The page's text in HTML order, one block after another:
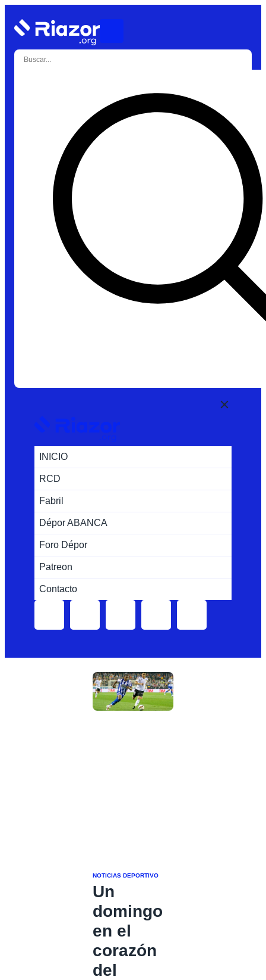
INICIO
RCD
Fabril
Dépor ABANCA
Foro Dépor
Patreon
Contacto
NOTICIAS DEPORTIVO
Un
domingo
en el
corazón
del